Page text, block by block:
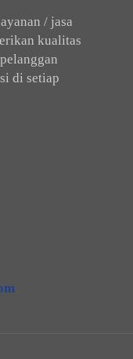
/ jasa
kualitas
di setiap